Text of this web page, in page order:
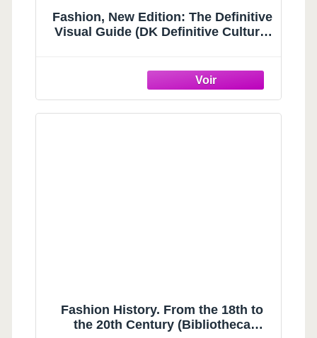
Fashion, New Edition: The Definitive
Visual Guide (DK Definitive Cultural
Fashion History. From the 18th to
the 20th Century (Bibliotheca